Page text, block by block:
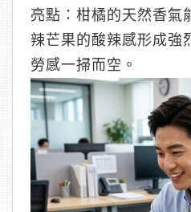
亮點：柑橘的天然香氣
辣芒果的酸辣感形成強
勞感一掃而空。